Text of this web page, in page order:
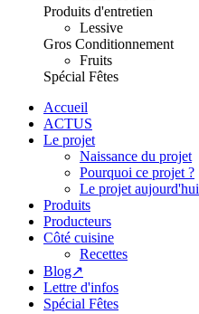
Produits d'entretien
Lessive
Gros Conditionnement
Fruits
Spécial Fêtes
Accueil
ACTUS
Le projet
Naissance du projet
Pourquoi ce projet ?
Le projet aujourd'hui
Produits
Producteurs
Côté cuisine
Recettes
Blog↗
Lettre d'infos
Spécial Fêtes